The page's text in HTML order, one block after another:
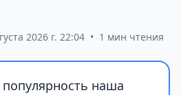
2026 г. 22:04 • 1 мин чтения
наша